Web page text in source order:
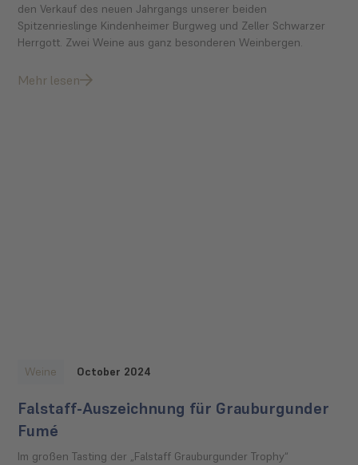
den Verkauf des neuen Jahrgangs unserer beiden
Spitzenrieslinge Kindenheimer Burgweg und Zeller Schwarzer
Herrgott. Zwei Weine aus ganz besonderen Weinbergen.
Mehr lesen
Weine October 2024
Falstaff-Auszeichnung für Grauburgunder
Fumé
Im großen Tasting der „Falstaff Grauburgunder Trophy“